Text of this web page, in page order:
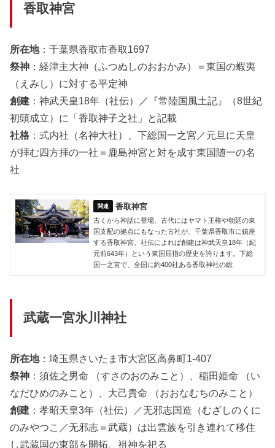
香取神宮
所在地：千葉県香取市香取1697
祭神 ：経津主大神（ふつぬしのおおかみ）＝東国の蝦夷
（えみし）に対する平定神
創建 ：神武天皇18年（社伝）／『常陸国風土記』（8世紀
初頭成立）に「香取神子之社」と記載
社格 ：式内社（名神大社）、下総国一之宮／元旦に天皇
が拝む四方拝の一社＝鹿島神宮と対を成す東国随一の名
社
香取神宮
古くから神話に登場、古代にはヤマト王権や朝廷の東
国支配の拠点にもなった古社が、千葉県香取市に鎮座
する香取神宮。社伝によれば創建は神武天皇18年（紀
元前643年）という東国屈指の歴史を誇ります。下総
国一之宮で、全国に約400社ある香取神社の総
武蔵一宮氷川神社
所在地：埼玉県さいたま市大宮区高鼻町1-407
祭神 ：須佐之男命 （すさのおのみこと）、稲田姫命 （い
なだひめのみこと）、大己貴命 （おおなむちのみこと）
創建 ：孝昭天皇3年（社伝）／无邪志国造（むざしのくに
のみやつこ／无邪志＝武蔵）は出雲族を引き連れて移住
し武蔵国の東部を開拓、祖神を祀る